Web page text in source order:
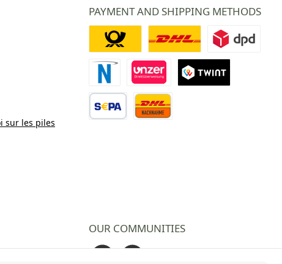
sur les piles
PAYMENT AND SHIPPING METHODS
Paiement Novalnet
Virement direct
Deutsche PostDHL DPD
OUR COMMUNITIES